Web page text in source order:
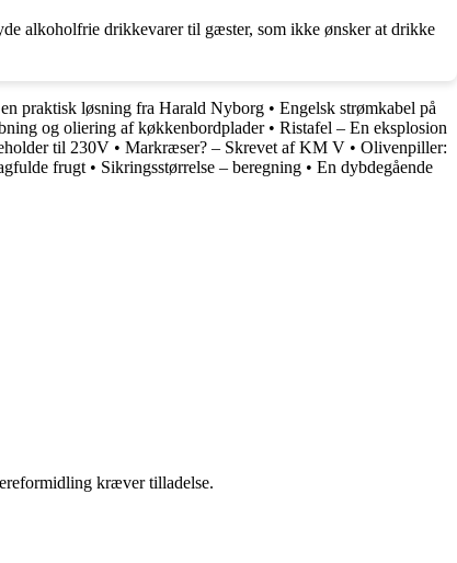
alkoholfrie drikkevarer til gæster, som ikke ønsker at drikke
praktisk løsning fra Harald Nyborg • Engelsk strømkabel på
og oliering af køkkenbordplader• Ristafel – En eksplosion
til 230V • Markræser? – Skrevet af KM V • Olivenpiller:
frugt • Sikringsstørrelse – beregning • En dybdegående
kræver tilladelse.